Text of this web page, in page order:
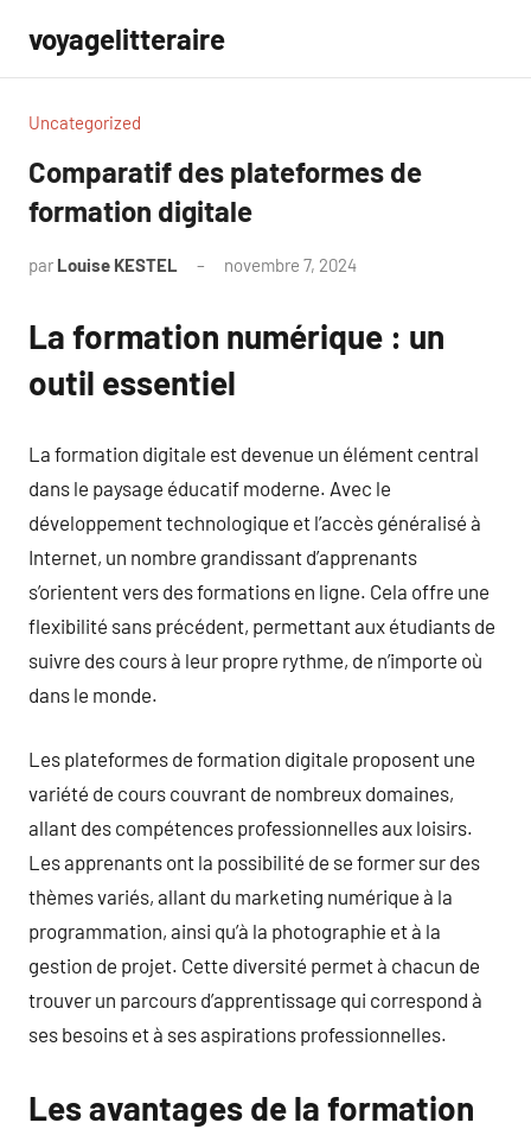
contenu
voyagelitteraire
Uncategorized
Comparatif des plateformes de
formation digitale
par Louise KESTEL novembre 7, 2024
La formation numérique : un
outil essentiel
La formation digitale est devenue un élément central
dans le paysage éducatif moderne. Avec le
développement technologique et l’accès généralisé à
Internet, un nombre grandissant d’apprenants
s’orientent vers des formations en ligne. Cela offre une
flexibilité sans précédent, permettant aux étudiants de
suivre des cours à leur propre rythme, de n’importe où
dans le monde.
Les plateformes de formation digitale proposent une
variété de cours couvrant de nombreux domaines,
allant des compétences professionnelles aux loisirs.
Les apprenants ont la possibilité de se former sur des
thèmes variés, allant du marketing numérique à la
programmation, ainsi qu’à la photographie et à la
gestion de projet. Cette diversité permet à chacun de
trouver un parcours d’apprentissage qui correspond à
ses besoins et à ses aspirations professionnelles.
Les avantages de la formation